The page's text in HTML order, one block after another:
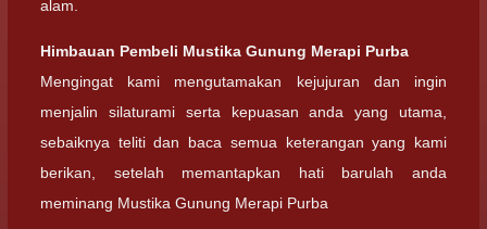
alam.
Himbauan Pembeli Mustika Gunung Merapi Purba
Mengingat kami mengutamakan kejujuran dan ingin
menjalin silaturami serta kepuasan anda yang utama,
sebaiknya teliti dan baca semua keterangan yang kami
berikan, setelah memantapkan hati barulah anda
meminang Mustika Gunung Merapi Purba